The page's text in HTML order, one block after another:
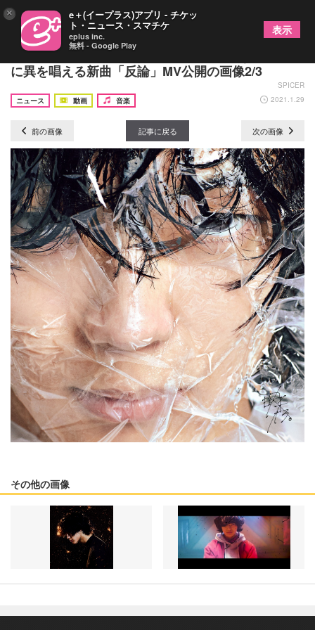
映秀。、ネットでの誹謗中傷が後を絶たない世の中
に異を唱える新曲「反論」MV公開の画像2/3
SPICER
ニュース
動画 音楽 2021.1.29
前の画像 記事に戻る 次の画像
その他の画像
× e＋(イープラス)アプリ - チケッ
ト・ニュース・スマチケ
eplus inc.
無料 - Google Play
表示